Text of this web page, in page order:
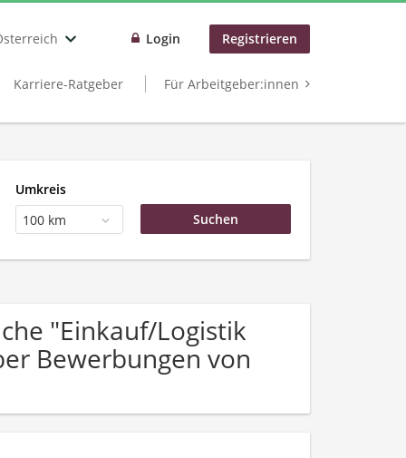
Login Registrieren
Karriere-Ratgeber Für Arbeitgeber:innen
Umkreis
100 km
"Einkauf/Logistik
Bewerbungen von